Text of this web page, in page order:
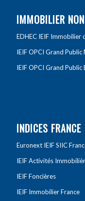
IMMOBILIER
EDHEC IEIF Immobilier
IEIF OPCI Grand Public
IEIF OPCI Grand Public
INDICES FRANCE
Euronext IEIF SIIC
IEIF Activités
IEIF Foncières
IEIF Immobilier France